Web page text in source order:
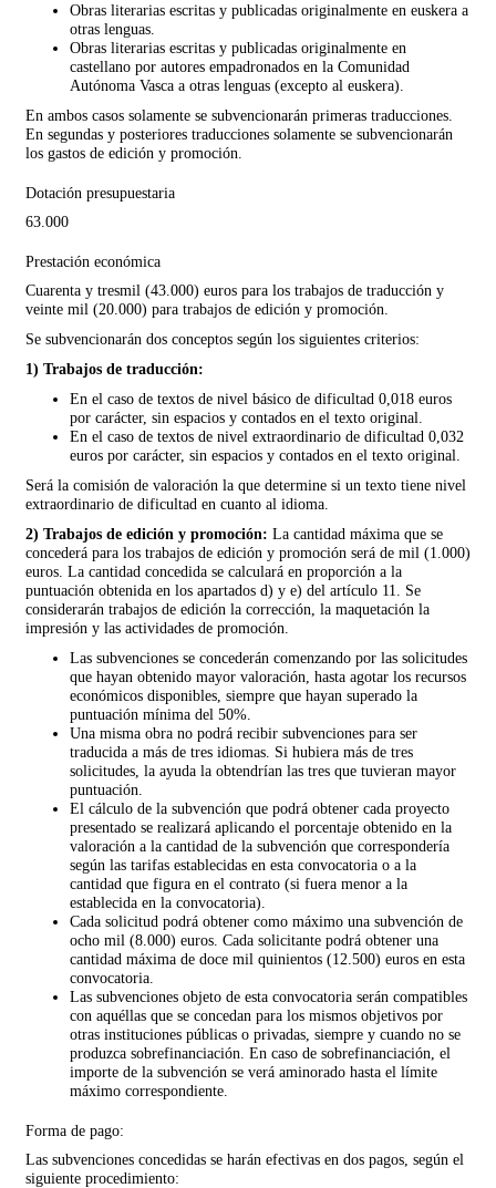
Obras literarias escritas y publicadas originalmente en euskera a
otras lenguas.
Obras literarias escritas y publicadas originalmente en
castellano por autores empadronados en la Comunidad
Autónoma Vasca a otras lenguas (excepto al euskera).
En ambos casos solamente se subvencionarán primeras traducciones.
En segundas y posteriores traducciones solamente se subvencionarán
los gastos de edición y promoción.
Dotación presupuestaria
63.000
Prestación económica
Cuarenta y tresmil (43.000) euros para los trabajos de traducción y
veinte mil (20.000) para trabajos de edición y promoción.
Se subvencionarán dos conceptos según los siguientes criterios:
1) Trabajos de traducción:
En el caso de textos de nivel básico de dificultad 0,018 euros
por carácter, sin espacios y contados en el texto original.
En el caso de textos de nivel extraordinario de dificultad 0,032
euros por carácter, sin espacios y contados en el texto original.
Será la comisión de valoración la que determine si un texto tiene nivel
extraordinario de dificultad en cuanto al idioma.
2) Trabajos de edición y promoción: La cantidad máxima que se
concederá para los trabajos de edición y promoción será de mil (1.000)
euros. La cantidad concedida se calculará en proporción a la
puntuación obtenida en los apartados d) y e) del artículo 11. Se
considerarán trabajos de edición la corrección, la maquetación la
impresión y las actividades de promoción.
Las subvenciones se concederán comenzando por las solicitudes
que hayan obtenido mayor valoración, hasta agotar los recursos
económicos disponibles, siempre que hayan superado la
puntuación mínima del 50%.
Una misma obra no podrá recibir subvenciones para ser
traducida a más de tres idiomas. Si hubiera más de tres
solicitudes, la ayuda la obtendrían las tres que tuvieran mayor
puntuación.
El cálculo de la subvención que podrá obtener cada proyecto
presentado se realizará aplicando el porcentaje obtenido en la
valoración a la cantidad de la subvención que correspondería
según las tarifas establecidas en esta convocatoria o a la
cantidad que figura en el contrato (si fuera menor a la
establecida en la convocatoria).
Cada solicitud podrá obtener como máximo una subvención de
ocho mil (8.000) euros. Cada solicitante podrá obtener una
cantidad máxima de doce mil quinientos (12.500) euros en esta
convocatoria.
Las subvenciones objeto de esta convocatoria serán compatibles
con aquéllas que se concedan para los mismos objetivos por
otras instituciones públicas o privadas, siempre y cuando no se
produzca sobrefinanciación. En caso de sobrefinanciación, el
importe de la subvención se verá aminorado hasta el límite
máximo correspondiente.
Forma de pago:
Las subvenciones concedidas se harán efectivas en dos pagos, según el
siguiente procedimiento: